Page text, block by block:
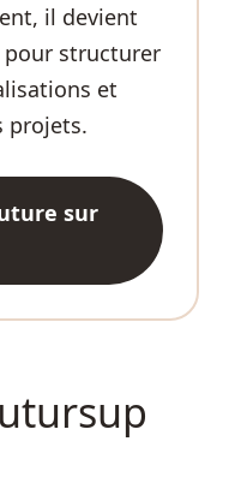
il devient
pour structurer
et
projets.
sur